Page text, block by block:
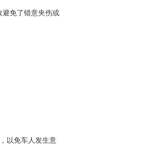
避免了错意夹伤或
以免车人发生意